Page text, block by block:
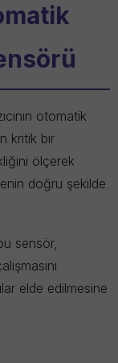
otomatik
kritik bir
ölçerek
doğru şekilde
sensör,
elde edilmesine